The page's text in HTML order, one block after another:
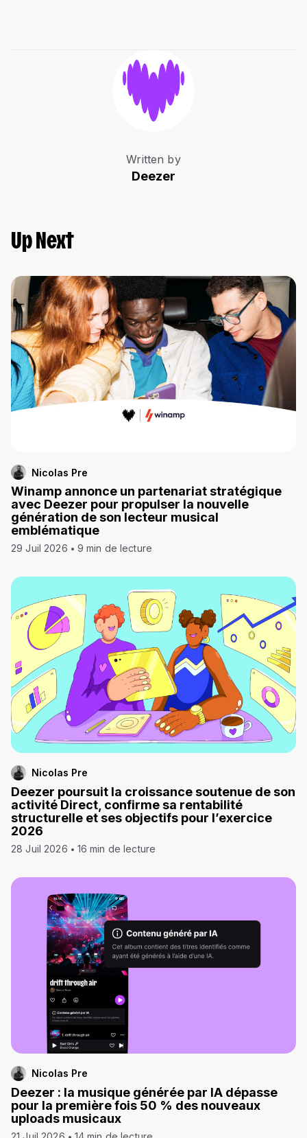
Written by
Deezer
Up Next
Nicolas Pre
Winamp annonce un partenariat stratégique
avec Deezer pour propulser la nouvelle
génération de son lecteur musical
emblématique
29 Juil 2026 9 min de lecture
Nicolas Pre
Deezer poursuit la croissance soutenue de son
activité Direct, confirme sa rentabilité
structurelle et ses objectifs pour l’exercice
2026
28 Juil 2026 16 min de lecture
Nicolas Pre
Deezer : la musique générée par IA dépasse
pour la première fois 50 % des nouveaux
uploads musicaux